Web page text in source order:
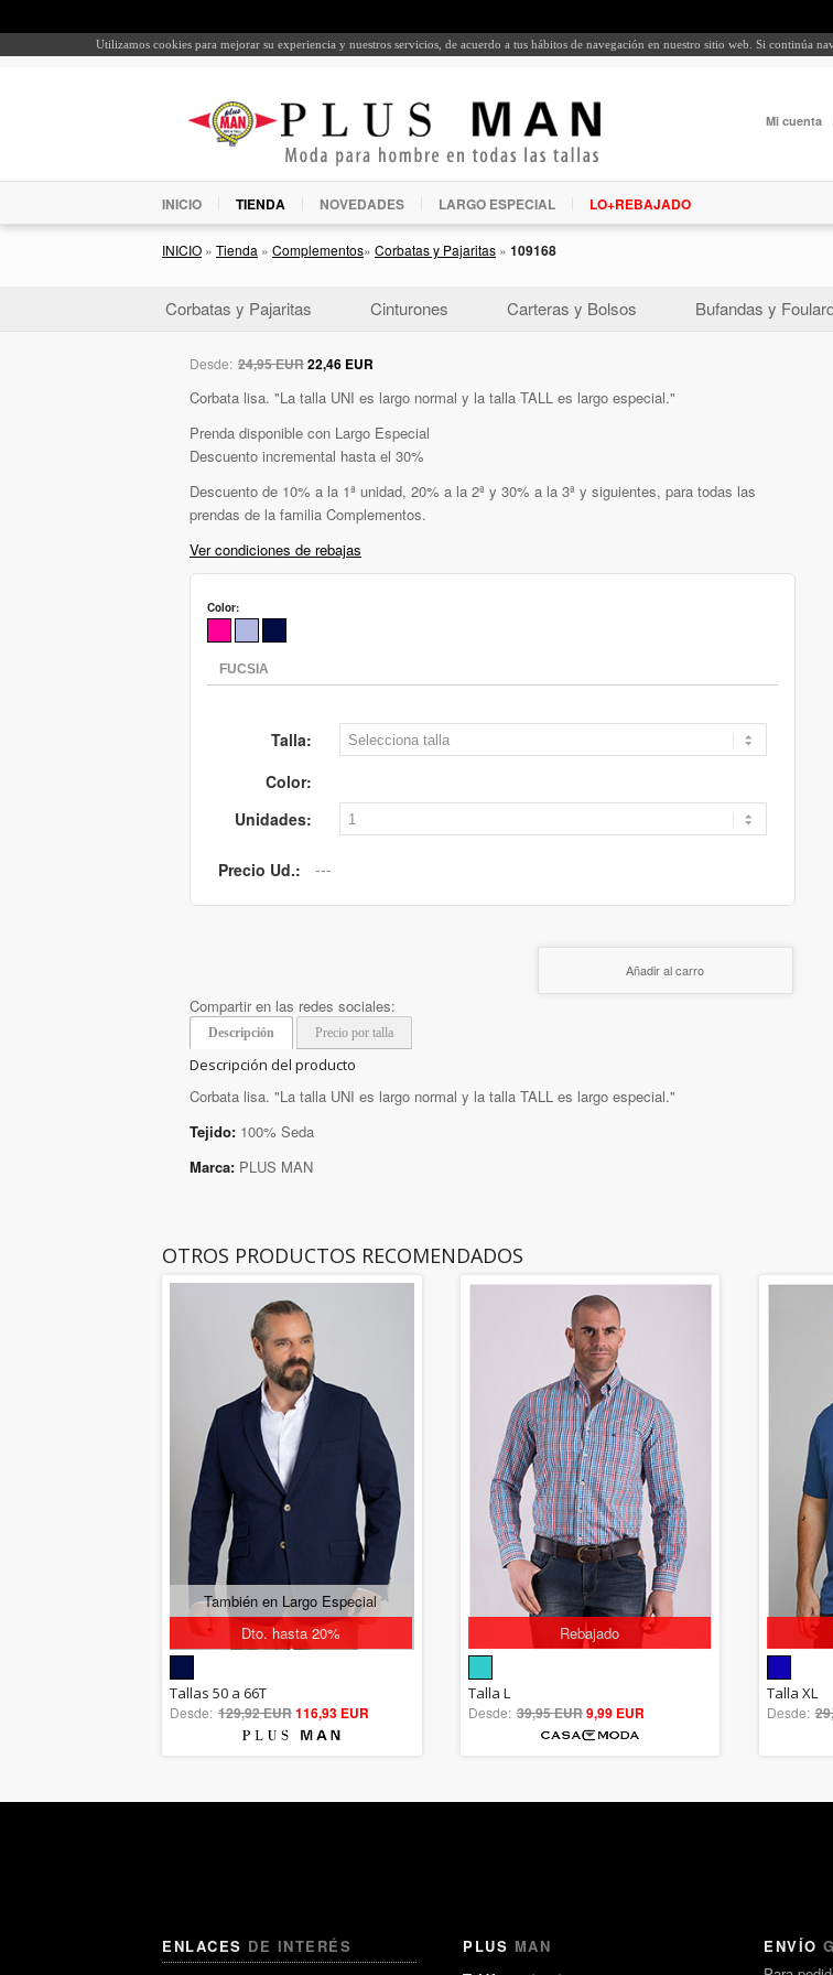
Utilizamos cookies para mejorar su experiencia y nuestros servicios, de acuerdo a tus hábitos de navegación en nuestro sitio web. Si continúa
Mi cuenta
INICIO TIENDA NOVEDADES LARGO ESPECIAL LO+REBAJADO
INICIO » Tienda » Complementos» Corbatas y Pajaritas » 109168
Corbatas y Pajaritas Cinturones Carteras y Bolsos Bufandas y
Desde: 24,95 EUR22,46 EUR
Corbata lisa. "La talla UNI es largo normal y la talla TALL es largo especial."
Prenda disponible con Largo Especial
Descuento incremental hasta el 30%
Descuento de 10% a la 1ª unidad, 20% a la 2ª y 30% a la 3ª y siguientes, para todas las
prendas de la familia Complementos.
Ver condiciones de rebajas
Color:
Talla:
Color:
Unidades:
Precio Ud.:
Añadir al carro
Compartir en las redes sociales:
Descripción Precio por talla
Descripción del producto
Corbata lisa. "La talla UNI es largo normal y la talla TALL es largo especial."
Tejido: 100% Seda
Marca: PLUS MAN
OTROS PRODUCTOS RECOMENDADOS
Dto. hasta 20%
También en Largo Especial
5.00
out of 5
Tallas 50 a 66T
Desde: 129,92 EUR116,93 EUR
Rebajado
out of 5
Talla L
Desde: 39,95 EUR9,99 EUR
Talla XL
Desde:
ENLACES DE INTERÉS PLUS MAN
ENVÍO